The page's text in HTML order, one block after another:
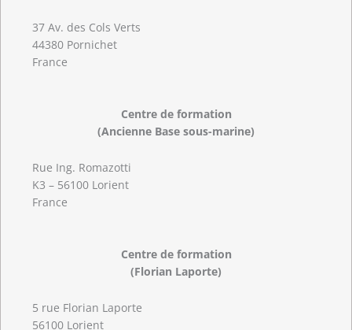
37 Av. des Cols Verts
44380 Pornichet
France
Centre de formation
(Ancienne Base sous-marine)
Rue Ing. Romazotti
K3 – 56100 Lorient
France
Centre de formation
(Florian Laporte)
5 rue Florian Laporte
56100 Lorient